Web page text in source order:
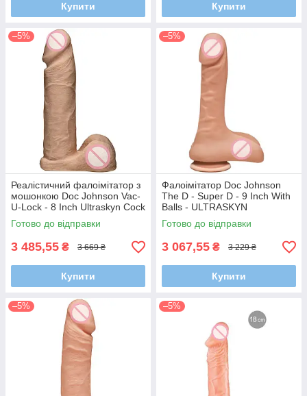
Купити Купити
–5%
Реалістичний фалоімітатор з
мошонкою Doc Johnson Vac-
U-Lock - 8 Inch Ultraskyn Cock
White
Готово до відправки
3 485,55 ₴ 3 669 ₴
Купити
–5%
Фалоімітатор Doc Johnson
The D - Super D - 9 Inch With
Balls - ULTRASKYN
Готово до відправки
3 067,55 ₴ 3 229 ₴
Купити
–5% –5%